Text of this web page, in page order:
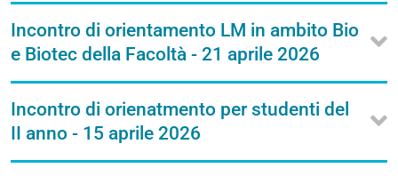
Incontro di orientamento LM in ambito Bio
e Biotec della Facoltà - 21 aprile 2026
Incontro di orienatmento per studenti del
II anno - 15 aprile 2026